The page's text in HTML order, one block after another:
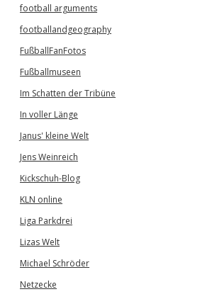
football arguments
footballandgeography
FußballFanFotos
Fußballmuseen
Im Schatten der Tribüne
In voller Länge
Janus' kleine Welt
Jens Weinreich
Kickschuh-Blog
KLN online
Liga Parkdrei
Lizas Welt
Michael Schröder
Netzecke